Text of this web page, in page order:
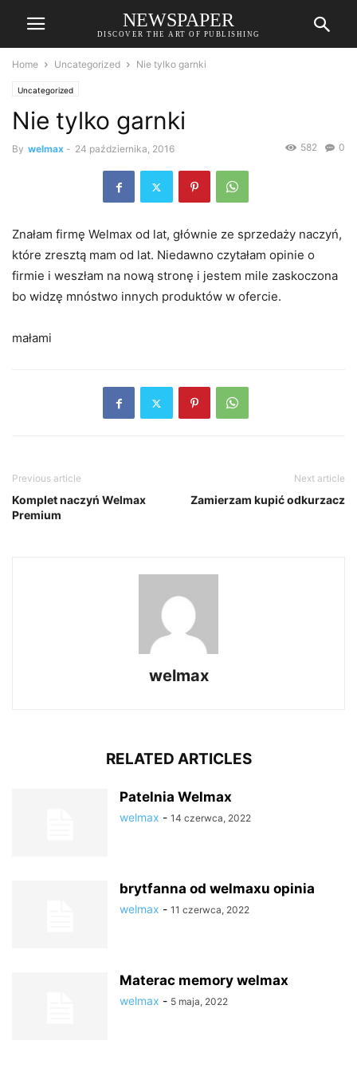
NEWSPAPER
DISCOVER THE ART OF PUBLISHING
Home Uncategorized Nie tylko garnki
Uncategorized
Nie tylko garnki
By welmax - 24 października, 2016 0
582
Znałam firmę Welmax od lat, głównie ze sprzedaży naczyń,
które zresztą mam od lat. Niedawno czytałam opinie o
firmie i weszłam na nową stronę i jestem mile zaskoczona
bo widzę mnóstwo innych produktów w ofercie.
małami
Previous article
Komplet naczyń Welmax
Premium
Next article
Zamierzam kupić odkurzacz
welmax
RELATED ARTICLES
Patelnia Welmax
welmax - 14 czerwca, 2022
brytfanna od welmaxu opinia
welmax - 11 czerwca, 2022
Materac memory welmax
welmax - 5 maja, 2022